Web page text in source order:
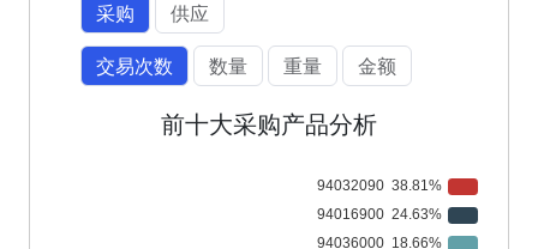
采购
供应
交易次数
数量 重量 金额
前十大采购产品分析